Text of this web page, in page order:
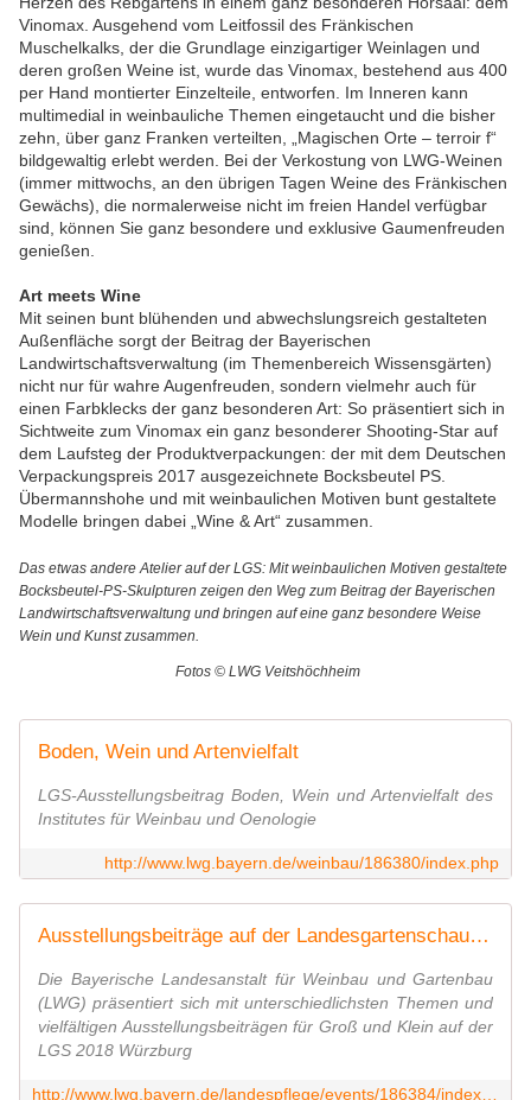
Vinomax. Ausgehend vom Leitfossil des Fränkischen
Muschelkalks, der die Grundlage einzigartiger Weinlagen und
deren großen Weine ist, wurde das Vinomax, bestehend aus 400
per Hand montierter Einzelteile, entworfen. Im Inneren kann
multimedial in weinbauliche Themen eingetaucht und die bisher
zehn, über ganz Franken verteilten, „Magischen Orte – terroir f“
bildgewaltig erlebt werden. Bei der Verkostung von LWG-Weinen
(immer mittwochs, an den übrigen Tagen Weine des Fränkischen
Gewächs), die normalerweise nicht im freien Handel verfügbar
sind, können Sie ganz besondere und exklusive Gaumenfreuden
genießen.
Art meets Wine
Mit seinen bunt blühenden und abwechslungsreich gestalteten
Außenfläche sorgt der Beitrag der Bayerischen
Landwirtschaftsverwaltung (im Themenbereich Wissensgärten)
nicht nur für wahre Augenfreuden, sondern vielmehr auch für
einen Farbklecks der ganz besonderen Art: So präsentiert sich in
Sichtweite zum Vinomax ein ganz besonderer Shooting-Star auf
dem Laufsteg der Produktverpackungen: der mit dem Deutschen
Verpackungspreis 2017 ausgezeichnete Bocksbeutel PS.
Übermannshohe und mit weinbaulichen Motiven bunt gestaltete
Modelle bringen dabei „Wine & Art“ zusammen.
Das etwas andere Atelier auf der LGS: Mit weinbaulichen Motiven gestaltete
Bocksbeutel-PS-Skulpturen zeigen den Weg zum Beitrag der Bayerischen
Landwirtschaftsverwaltung und bringen auf eine ganz besondere Weise
Wein und Kunst zusammen.
Fotos © LWG Veitshöchheim
Boden, Wein und Artenvielfalt
LGS-Ausstellungsbeitrag Boden, Wein und Artenvielfalt des
Institutes für Weinbau und Oenologie
http://www.lwg.bayern.de/weinbau/186380/index.php
Ausstellungsbeiträge auf der Landesgartenschau Würzburg 2018
Die Bayerische Landesanstalt für Weinbau und Gartenbau
(LWG) präsentiert sich mit unterschiedlichsten Themen und
vielfältigen Ausstellungsbeiträgen für Groß und Klein auf der
LGS 2018 Würzburg